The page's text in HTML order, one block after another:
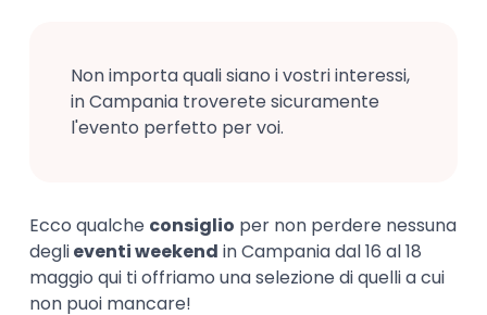
Non importa quali siano i vostri interessi,
in Campania troverete sicuramente
l'evento perfetto per voi.
Ecco qualche consiglio per non perdere nessuna
deglieventi weekend in Campania dal 16 al 18
maggio qui ti offriamo una selezione di quelli a cui
non puoi mancare!